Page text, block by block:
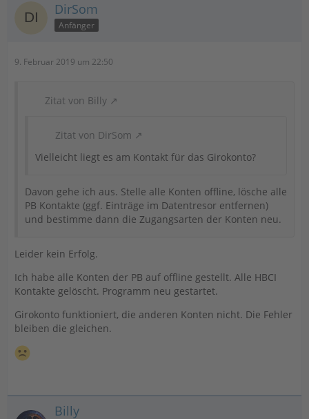
DirSom
Anfänger
9. Februar 2019 um 22:50
Zitat von Billy
Zitat von DirSom
Vielleicht liegt es am Kontakt für das Girokonto?
Davon gehe ich aus. Stelle alle Konten offline, lösche alle
PB Kontakte (ggf. Einträge im Datentresor entfernen)
und bestimme dann die Zugangsarten der Konten neu.
Leider kein Erfolg.
Ich habe alle Konten der PB auf offline gestellt. Alle HBCI
Kontakte gelöscht. Programm neu gestartet.
Girokonto funktioniert, die anderen Konten nicht. Die Fehler
bleiben die gleichen.
Billy